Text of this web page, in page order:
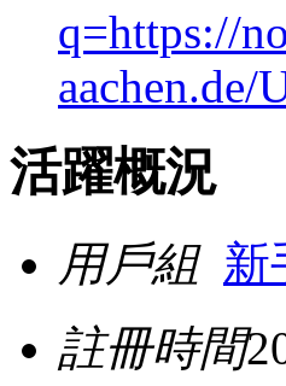
q=https://
活躍概況
用戶組 新
註冊時間